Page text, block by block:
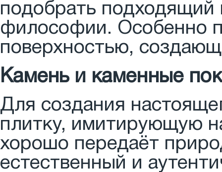
подобрать
философии. Особенно
поверхностью,
Камень и каменные
Для создания
плитку, имитирующую
хорошо передаёт
естественный и